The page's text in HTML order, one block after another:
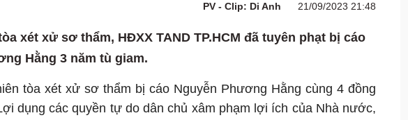
PV - Clip: Di Anh 21/09/2023 21:48
xét xử sơ thẩm, HĐXX TAND TP.HCM đã tuyên phạt bị cáo
Hằng 3 năm tù giam.
tòa xét xử sơ thẩm bị cáo Nguyễn Phương Hằng cùng 4 đồng
dụng các quyền tự do dân chủ xâm phạm lợi ích của Nhà nước,